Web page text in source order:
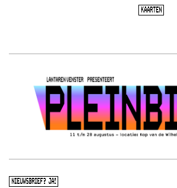
KAARTEN
NIEUWSBRIEF? JA!